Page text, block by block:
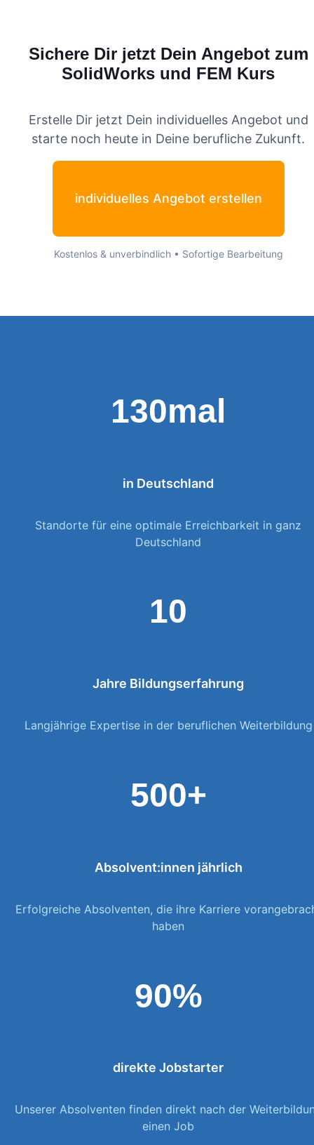
Sichere Dir jetzt Dein Angebot zum
SolidWorks und FEM Kurs
Erstelle Dir jetzt Dein individuelles Angebot und
starte noch heute in Deine berufliche Zukunft.
individuelles Angebot erstellen
Kostenlos & unverbindlich • Sofortige Bearbeitung
130mal
in Deutschland
Standorte für eine optimale Erreichbarkeit in ganz
Deutschland
10
Jahre Bildungserfahrung
Langjährige Expertise in der beruflichen Weiterbildung
500+
Absolvent:innen jährlich
Erfolgreiche Absolventen, die ihre Karriere
haben
90%
direkte Jobstarter
Unserer Absolventen finden direkt nach der
einen Job